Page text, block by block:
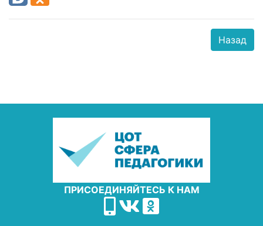
Назад
ПРИСОЕДИНЯЙТЕСЬ К НАМ